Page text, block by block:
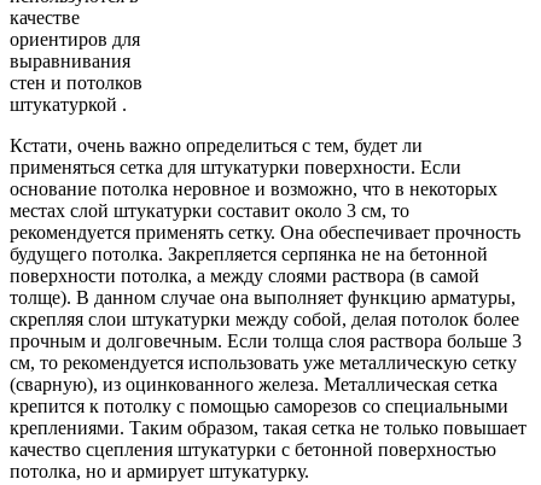
качестве
ориентиров для
выравнивания
стен и потолков
штукатуркой .
Кстати, очень важно определиться с тем, будет ли
применяться сетка для штукатурки поверхности. Если
основание потолка неровное и возможно, что в некоторых
местах слой штукатурки составит около 3 см, то
рекомендуется применять сетку. Она обеспечивает прочность
будущего потолка. Закрепляется серпянка не на бетонной
поверхности потолка, а между слоями раствора (в самой
толще). В данном случае она выполняет функцию арматуры,
скрепляя слои штукатурки между собой, делая потолок более
прочным и долговечным. Если толща слоя раствора больше 3
см, то рекомендуется использовать уже металлическую сетку
(сварную), из оцинкованного железа. Металлическая сетка
крепится к потолку с помощью саморезов со специальными
креплениями. Таким образом, такая сетка не только повышает
качество сцепления штукатурки с бетонной поверхностью
потолка, но и армирует штукатурку.